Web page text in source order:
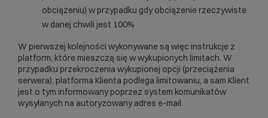
obciążeniu) w przypadku gdy obciążenie rzeczywiste
w danej chwili jest 100%
W pierwszej kolejności wykonywane są więc instrukcje z
platform, które mieszczą się w wykupionych limitach. W
przypadku przekroczenia wykupionej opcji (przeciążenia
serwera), platforma Klienta podlega limitowaniu, a sam Klient
jest o tym informowany poprzez system komunikatów
wysyłanych na autoryzowany adres e-mail.